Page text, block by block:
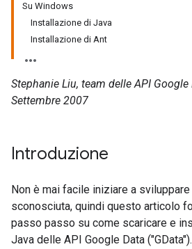
Su Windows
Installazione di Java
Installazione di Ant
Stephanie Liu, team delle API Google
Settembre 2007
Introduzione
Non è mai facile iniziare a sviluppare
sconosciuta, quindi questo articolo
passo passo su come scaricare e
Java delle API Google Data